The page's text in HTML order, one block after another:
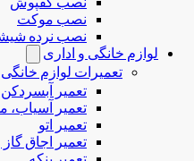
نصب موکت
نصب نرده
لوازم خانگی و اداری
تعمیرات لوازم خانگی
تعمیر آبسردکن
تعمیر آسیاب،
تعمیر اتو
تعمیر اجاق گاز